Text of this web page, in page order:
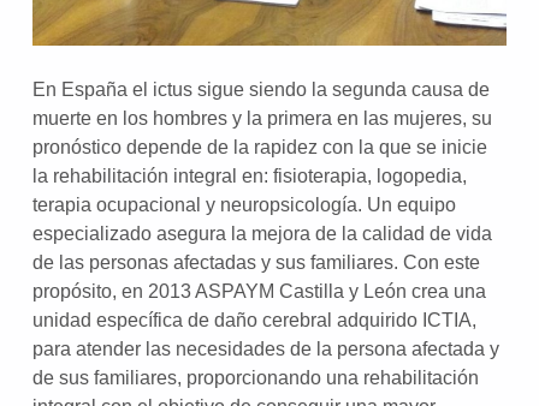
En España el ictus sigue siendo la segunda causa de
muerte en los hombres y la primera en las mujeres, su
pronóstico depende de la rapidez con la que se inicie
la rehabilitación integral en: fisioterapia, logopedia,
terapia ocupacional y neuropsicología. Un equipo
especializado asegura la mejora de la calidad de vida
de las personas afectadas y sus familiares. Con este
propósito, en 2013 ASPAYM Castilla y León crea una
unidad específica de daño cerebral adquirido ICTIA,
para atender las necesidades de la persona afectada y
de sus familiares, proporcionando una rehabilitación